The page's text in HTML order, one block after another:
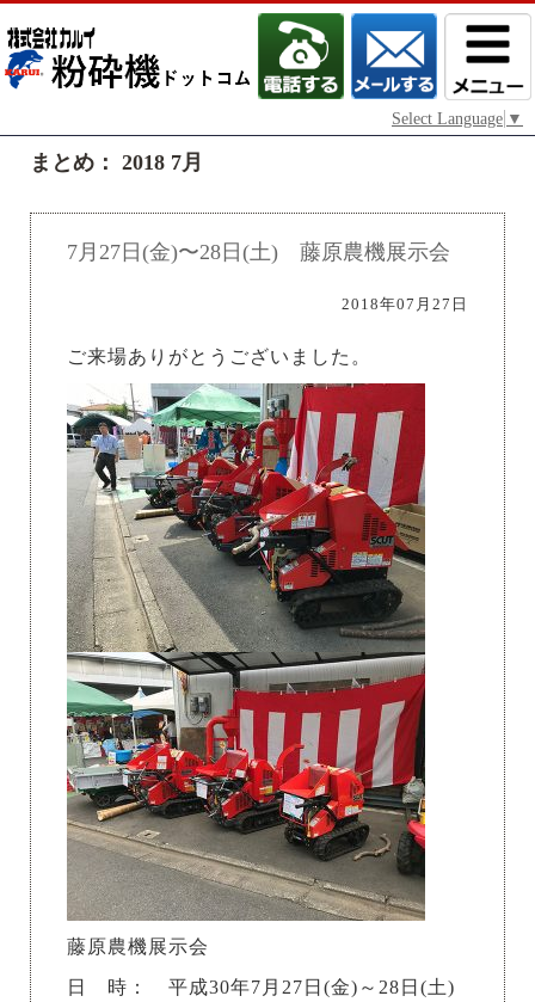
Select Language ▼
まとめ： 2018 7月
7月27日(金)〜28日(土) 藤原農機展示会
2018年07月27日
ご来場ありがとうございました。
藤原農機展示会
日 時： 平成30年7月27日(金)～28日(土)